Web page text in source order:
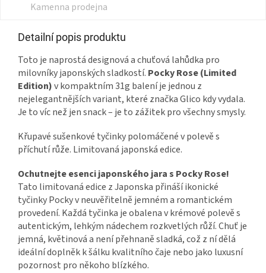
Kamenna prodejna
Detailní popis produktu
Toto je naprostá designová a chuťová lahůdka pro
milovníky japonských sladkostí. Pocky Rose (Limited
Edition)v kompaktním 31g balení je jednou z
nejelegantnějších variant, které značka Glico kdy vydala.
Je to víc než jen snack – je to zážitek pro všechny smysly.
Křupavé sušenkové tyčinky polomáčené v polevě s
příchutí růže. Limitovaná japonská edice.
Ochutnejte esenci japonského jara s Pocky Rose!
Tato limitovaná edice z Japonska přináší ikonické
tyčinky Pocky v neuvěřitelně jemném a romantickém
provedení. Každá tyčinka je obalena v krémové polevě s
autentickým, lehkým nádechem rozkvetlých růží.Chuť je
jemná, květinová a není přehnaně sladká, což z ní dělá
ideální doplněk k šálku kvalitního čaje nebo jako luxusní
pozornost pro někoho blízkého.